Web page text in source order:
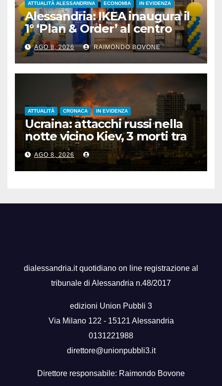
ATTUALITÀ ALESSANDRINA ECONOMIA IN EVIDENZA
Alessandria: IKEA inaugura il
1° ‘Plan & Order’ al centro
commerciale Panorama
AGO 8, 2026 RAIMONDO BOVONE
ATTUALITÀ CRONACA IN EVIDENZA
Ucraina: attacchi russi nella
notte vicino Kiev, 3 morti tra
cui 1 bambino
AGO 8, 2026
dialessandria.it quotidiano on line registrazione al
tribunale di Alessandria n.48/2017
edizioni Union Pubbli 3
Via Milano 122 - 15121 Alessandria
0131221988
direttore@unionpubbli3.it
Direttore responsabile: Raimondo Bovone